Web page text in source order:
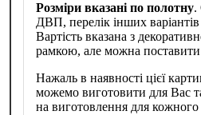
Розміри вказані по полотну.
ДВП, перелік інших
Вартість вказана з
рамкою, але можна поставити
Нажаль в наявності цієї
можемо виготовити для Вас
на виготовлення для кожного